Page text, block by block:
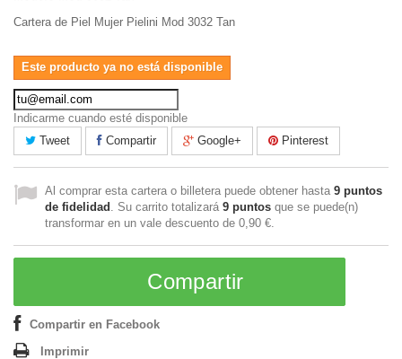
Cartera de Piel Mujer Pielini Mod 3032 Tan
Este producto ya no está disponible
Indicarme cuando esté disponible
Tweet
Compartir Google+ Pinterest
Al comprar esta cartera o billetera puede obtener hasta 9 puntos
de fidelidad . Su carrito totalizará 9 puntos que se puede(n)
transformar en un vale descuento de 0,90 €.
Compartir
Compartir en Facebook
Imprimir